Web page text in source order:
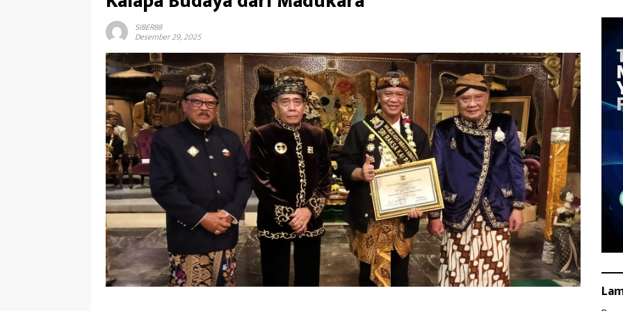
SIBER88
Desember 29, 2025